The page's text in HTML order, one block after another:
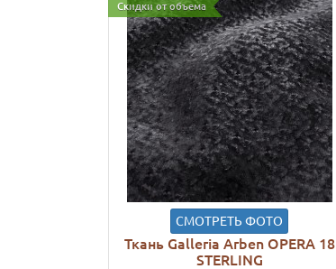
Скидки от объема
СМОТРЕТЬ ФОТО
Ткань Galleria Arben OPERA 18
STERLING